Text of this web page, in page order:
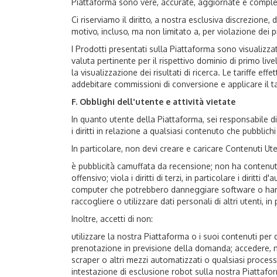
Piattaforma sono vere, accurate, aggiornate e
Ci riserviamo il diritto, a nostra esclusiva
motivo, incluso, ma non limitato a, per violazione dei
I Prodotti presentati sulla Piattaforma sono
valuta pertinente per il rispettivo dominio di primo
la visualizzazione dei risultati di ricerca. Le tariffe
addebitare commissioni di conversione e applicare il
F. Obblighi dell'utente e attività vietate
In quanto utente della Piattaforma, sei responsabile
i diritti in relazione a qualsiasi contenuto che
In particolare, non devi creare e caricare Contenuti
è pubblicità camuffata da recensione; non ha
offensivo; viola i diritti di terzi, in particolare i diritti
computer che potrebbero danneggiare software o
raccogliere o utilizzare dati personali di altri utenti, in
Inoltre, accetti di non:
utilizzare la nostra Piattaforma o i suoi contenuti per
prenotazione in previsione della domanda;
scraper o altri mezzi automatizzati o qualsiasi
intestazione di esclusione robot sulla nostra